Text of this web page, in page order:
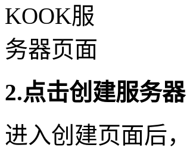
2.点击创建服务
进入创建页面后